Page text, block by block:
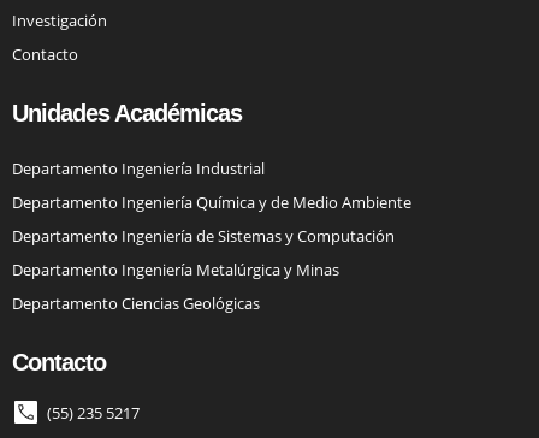
Investigación
Contacto
Unidades Académicas
Departamento Ingeniería Industrial
Departamento Ingeniería Química y de Medio Ambiente
Departamento Ingeniería de Sistemas y Computación
Departamento Ingeniería Metalúrgica y Minas
Departamento Ciencias Geológicas
Contacto
(55) 235 5217